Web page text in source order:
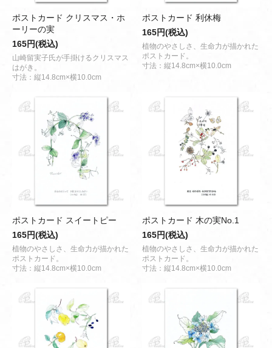
ポストカード クリスマス・ホ
ーリーの実
165円(税込)
山崎留実子氏が手掛けるクリスマス
はがき。
寸法：縦14.8cm×横10.0cm
ポストカード 利休梅
165円(税込)
植物のやさしさ、生命力が描かれた
ポストカード。
寸法：縦14.8cm×横10.0cm
ポストカード スイートピー
165円(税込)
植物のやさしさ、生命力が描かれた
ポストカード。
寸法：縦14.8cm×横10.0cm
ポストカード 木の実No.1
165円(税込)
植物のやさしさ、生命力が描かれた
ポストカード。
寸法：縦14.8cm×横10.0cm